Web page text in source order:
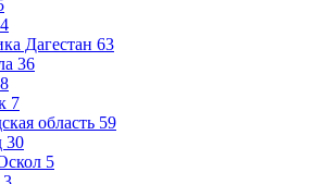
4
Дагестан 63
36
8
7
область 59
30
5